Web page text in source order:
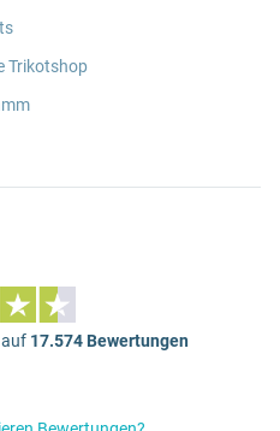
Trikotshop
17.574 Bewertungen